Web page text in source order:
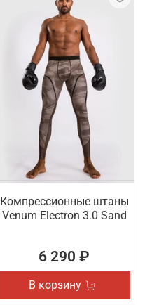
Компрессионные штаны
Venum Electron 3.0 Sand
6 290 ₽
В корзину